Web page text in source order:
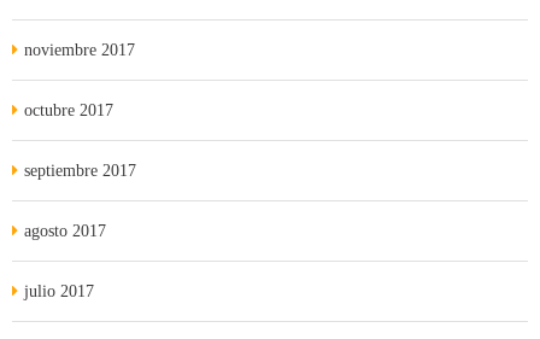
noviembre 2017
octubre 2017
septiembre 2017
agosto 2017
julio 2017